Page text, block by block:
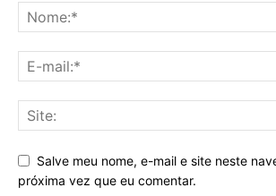
Salve meu nome, e-mail e site neste
próxima vez que eu comentar.